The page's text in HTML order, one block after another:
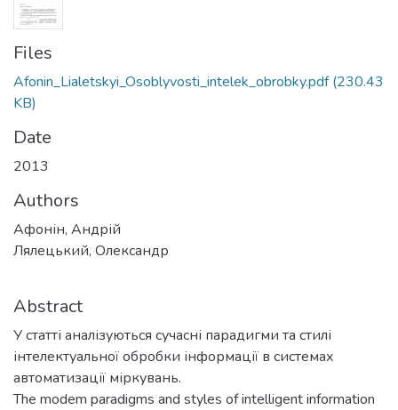
Files
Afonin_Lialetskyi_Osoblyvosti_intelek_obrobky.pdf(230.43
KB)
Date
2013
Authors
Афонін, Андрій
Лялецький, Олександр
Abstract
У статті аналізуються сучасні парадигми та стилі
інтелектуальної обробки інформації в системах
автоматизації міркувань.
The modem paradigms and styles of intelligent information